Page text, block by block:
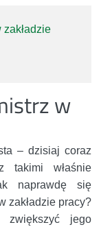
zakładzie
w
– dzisiaj coraz
takimi właśnie
naprawdę się
zakładzie pracy?
jego